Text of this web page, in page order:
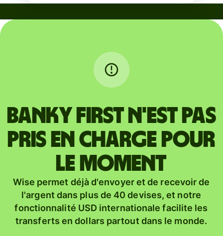
BANKY FIRST n'est pas
pris en charge pour
le moment
Wise permet déjà d'envoyer et de recevoir de
l'argent dans plus de 40 devises, et notre
fonctionnalité USD internationale facilite les
transferts en dollars partout dans le monde.